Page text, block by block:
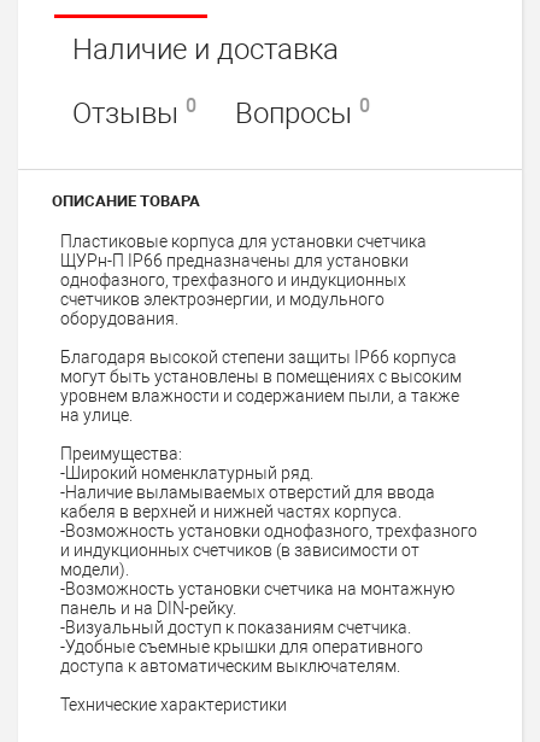
Наличие и доставка
Отзывы 0 Вопросы 0
ОПИСАНИЕ ТОВАРА
Пластиковые корпуса для установки счетчика
ЩУРн-П IP66 предназначены для установки
однофазного, трехфазного и индукционных
счетчиков электроэнергии, и модульного
оборудования.
Благодаря высокой степени защиты IP66 корпуса
могут быть установлены в помещениях с высоким
уровнем влажности и содержанием пыли, а также
на улице.
Преимущества:
-Широкий номенклатурный ряд.
-Наличие выламываемых отверстий для ввода
кабеля в верхней и нижней частях корпуса.
-Возможность установки однофазного, трехфазного
и индукционных счетчиков (в зависимости от
модели).
-Возможность установки счетчика на монтажную
панель и на DIN-рейку.
-Визуальный доступ к показаниям счетчика.
-Удобные съемные крышки для оперативного
доступа к автоматическим выключателям.
Технические характеристики